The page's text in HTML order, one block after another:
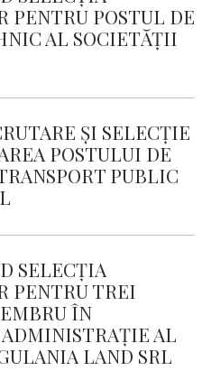
PENTRU POSTUL DE
AL SOCIETĂȚII
ȘI SELECȚIE
POSTULUI DE
PUBLIC
SELECȚIA
PENTRU TREI
ÎN
AL
LAND SRL